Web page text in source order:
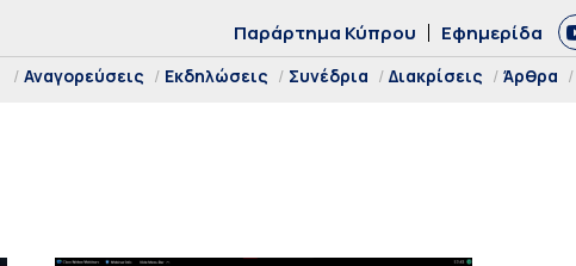
Παράρτημα Κύπρου Εφημερίδα
Αναγορεύσεις Εκδηλώσεις Συνέδρια Διακρίσεις Άρθρα